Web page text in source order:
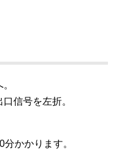
信号を左折。
かかります。